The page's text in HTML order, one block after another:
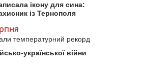
ікону для сина:
із Тернополя
температурний рекорд
української війни